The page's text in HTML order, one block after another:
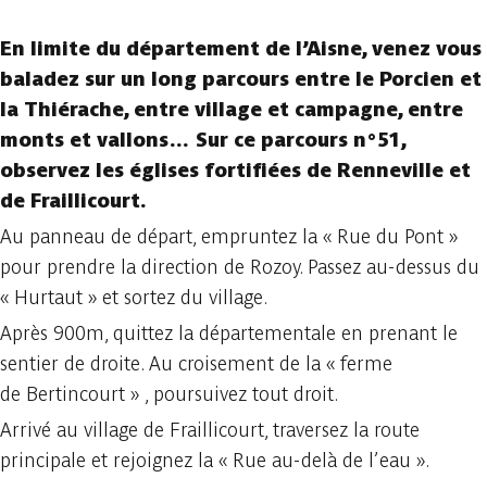
En limite du département de l’Aisne, venez vous
baladez sur un long parcours entre le Porcien et
la Thiérache, entre village et campagne, entre
monts et vallons… Sur ce parcours n°51,
observez les églises fortifiées de Renneville et
de Fraillicourt.
Au panneau de départ, empruntez la « Rue du Pont »
pour prendre la direction de Rozoy. Passez au-dessus du
« Hurtaut » et sortez du village.
Après 900m, quittez la départementale en prenant le
sentier de droite. Au croisement de la « ferme
de Bertincourt » , poursuivez tout droit.
Arrivé au village de Fraillicourt, traversez la route
principale et rejoignez la « Rue au-delà de l’eau ».